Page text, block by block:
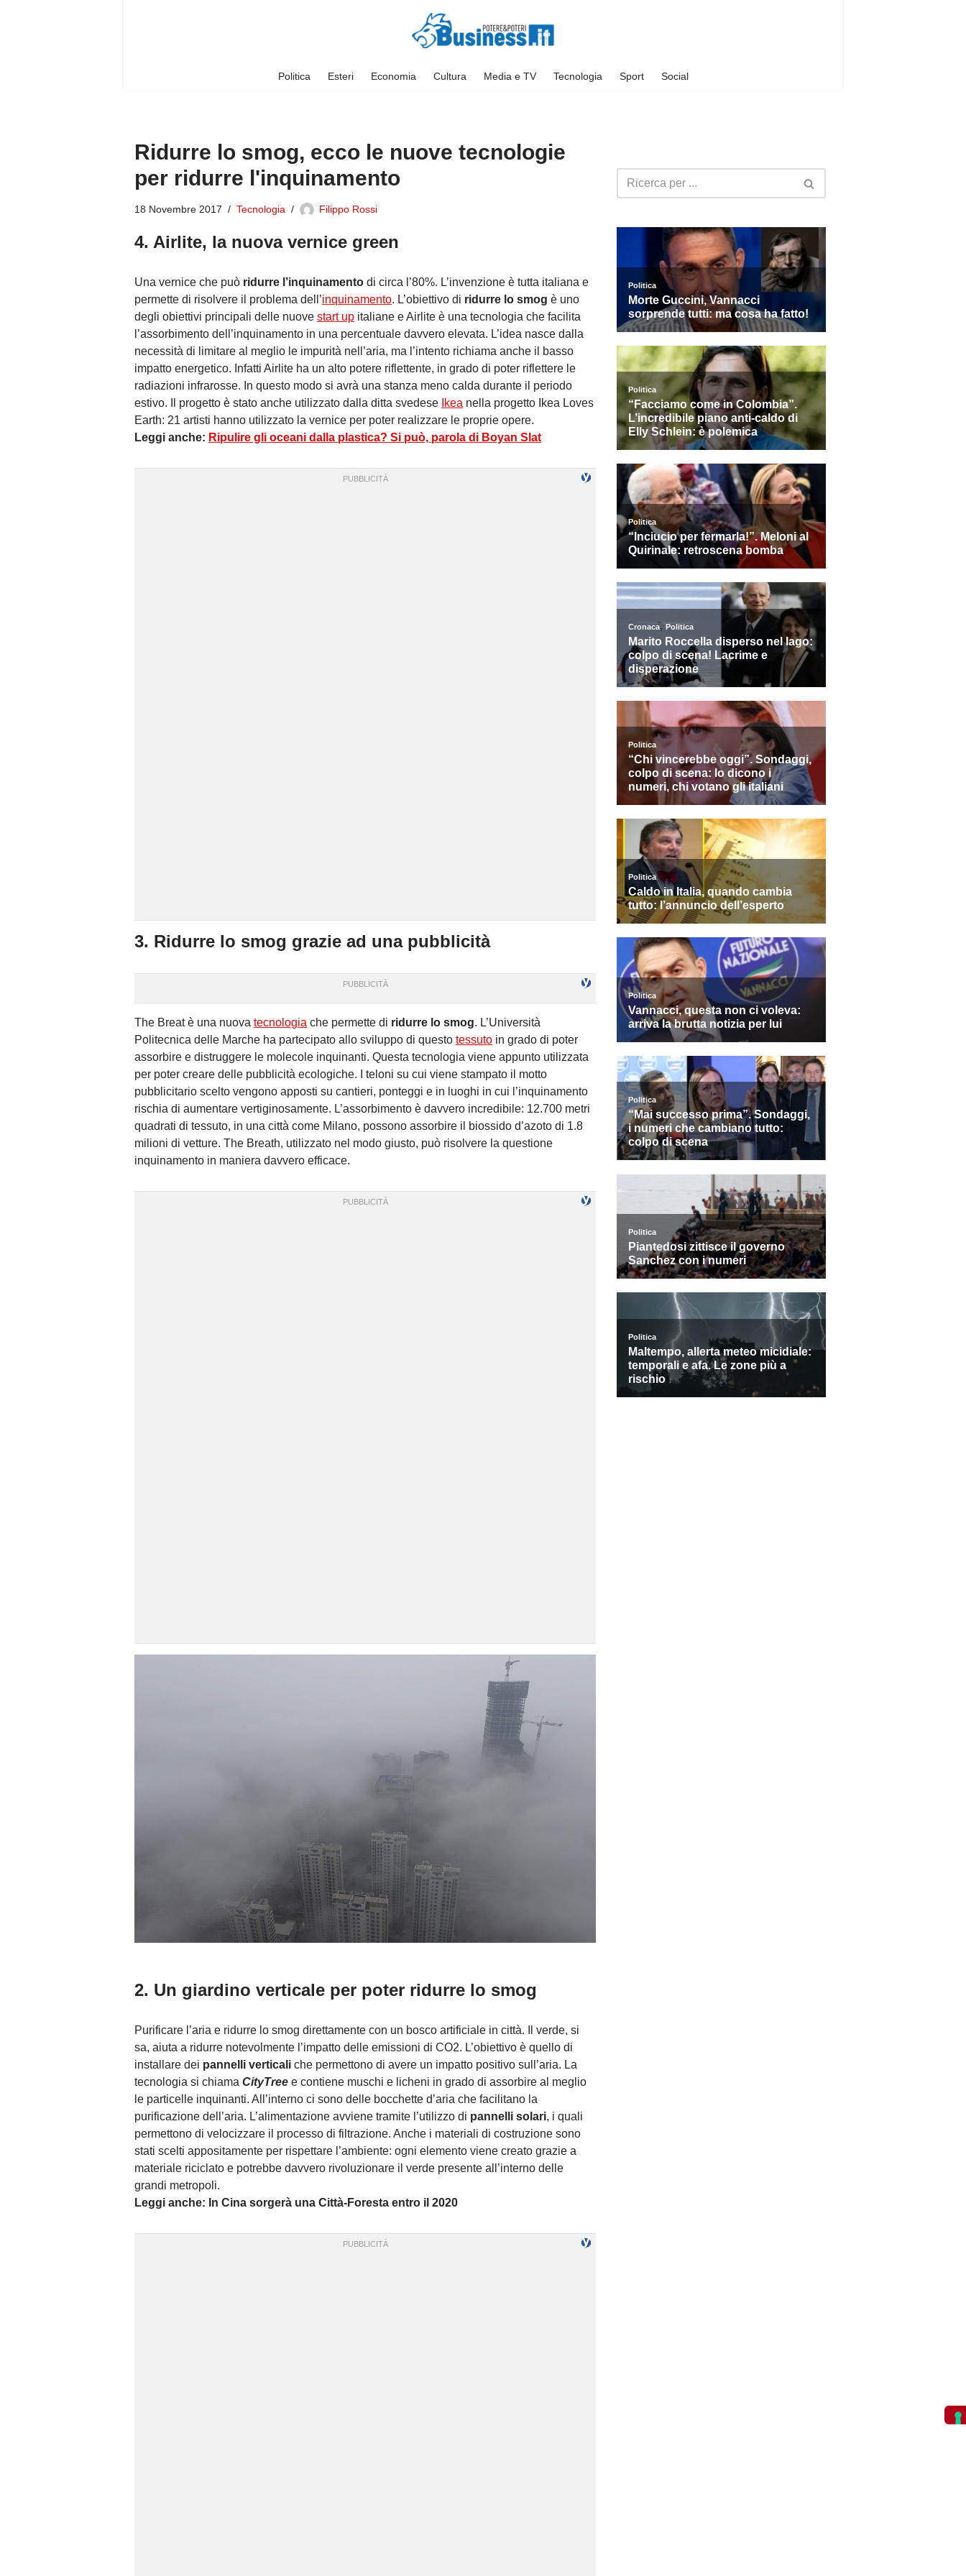
Politica Esteri Economia Cultura Media e TV Tecnologia Sport Social
Ridurre lo smog, ecco le nuove tecnologie
per ridurre l'inquinamento
18 Novembre 2017 Tecnologia Filippo Rossi
4. Airlite, la nuova vernice green
Una vernice che può ridurre l’inquinamento di circa l’80%. L’invenzione è tutta italiana e
permette di risolvere il problema dell’inquinamento. L’obiettivo di ridurre lo smog è uno
degli obiettivi principali delle nuove start up italiane e Airlite è una tecnologia che facilita
l’assorbimento dell’inquinamento in una percentuale davvero elevata. L’idea nasce dalla
necessità di limitare al meglio le impurità nell’aria, ma l’intento richiama anche il basso
impatto energetico. Infatti Airlite ha un alto potere riflettente, in grado di poter riflettere le
radiazioni infrarosse. In questo modo si avrà una stanza meno calda durante il periodo
estivo. Il progetto è stato anche utilizzato dalla ditta svedese Ikea nella progetto Ikea Loves
Earth: 21 artisti hanno utilizzato la vernice per poter realizzare le proprie opere.
Leggi anche: Ripulire gli oceani dalla plastica? Si può, parola di Boyan Slat
3. Ridurre lo smog grazie ad una pubblicità
The Breat è una nuova tecnologia che permette di ridurre lo smog. L’Università
Politecnica delle Marche ha partecipato allo sviluppo di questo tessuto in grado di poter
assorbire e distruggere le molecole inquinanti. Questa tecnologia viene appunto utilizzata
per poter creare delle pubblicità ecologiche. I teloni su cui viene stampato il motto
pubblicitario scelto vengono apposti su cantieri, ponteggi e in luoghi in cui l’inquinamento
rischia di aumentare vertiginosamente. L’assorbimento è davvero incredibile: 12.700 metri
quadrati di tessuto, in una città come Milano, possono assorbire il biossido d’azoto di 1.8
milioni di vetture. The Breath, utilizzato nel modo giusto, può risolvere la questione
inquinamento in maniera davvero efficace.
2. Un giardino verticale per poter ridurre lo smog
Purificare l’aria e ridurre lo smog direttamente con un bosco artificiale in città. Il verde, si
sa, aiuta a ridurre notevolmente l’impatto delle emissioni di CO2. L’obiettivo è quello di
installare dei pannelli verticali che permettono di avere un impatto positivo sull’aria. La
tecnologia si chiama CityTree e contiene muschi e licheni in grado di assorbire al meglio
le particelle inquinanti. All’interno ci sono delle bocchette d’aria che facilitano la
purificazione dell’aria. L’alimentazione avviene tramite l’utilizzo di pannelli solari, i quali
permettono di velocizzare il processo di filtrazione. Anche i materiali di costruzione sono
stati scelti appositamente per rispettare l’ambiente: ogni elemento viene creato grazie a
materiale riciclato e potrebbe davvero rivoluzionare il verde presente all’interno delle
grandi metropoli.
Leggi anche: In Cina sorgerà una Città-Foresta entro il 2020